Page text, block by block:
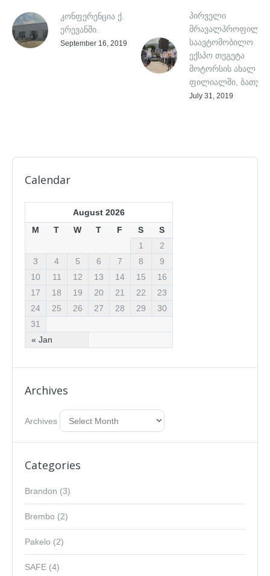
კონფერენცია ქ.
ერევანში.
September 16, 2019
პირველი
საავტომობილო
ექსპო თეგეტა
მოტორსის ახალ
ფილიალში,
July 31, 2019
Calendar
August 2026
M
T W T F S S
« Jan
1
2
3
4 5 6 7 8
9
10
11 12 13 14 15
16
17
18 19 20 21 22
23
24
25 26 27 28 29
30
31
Archives
Archives
Categories
Brandon (3)
Brembo (2)
Pakelo (2)
SAFE (4)